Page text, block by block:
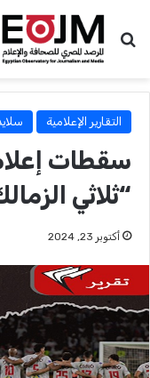
بحث عن
التقارير الإعلامية
سقطات
“ثلاثي
أكتوبر 23, 2024